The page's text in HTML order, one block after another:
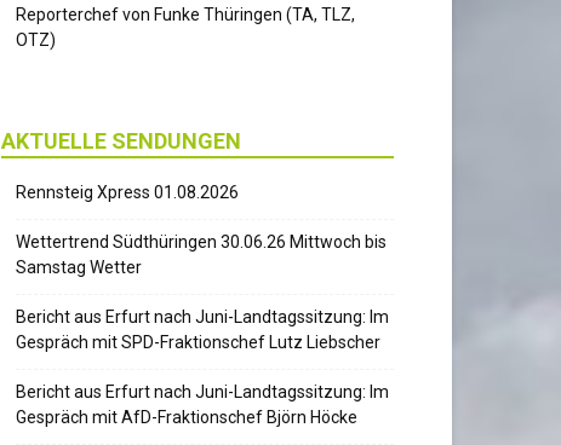
Reporterchef von Funke Thüringen (TA, TLZ,
OTZ)
AKTUELLE SENDUNGEN
Rennsteig Xpress 01.08.2026
Wettertrend Südthüringen 30.06.26 Mittwoch bis
Samstag Wetter
Bericht aus Erfurt nach Juni-Landtagssitzung: Im
Gespräch mit SPD-Fraktionschef Lutz Liebscher
Bericht aus Erfurt nach Juni-Landtagssitzung: Im
Gespräch mit AfD-Fraktionschef Björn Höcke